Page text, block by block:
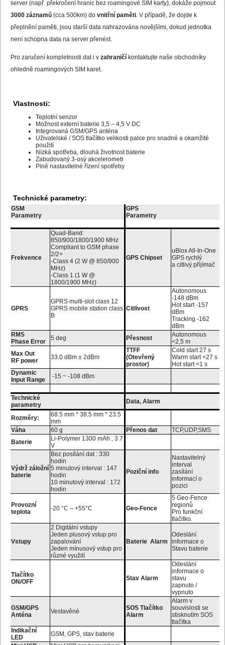
server (např. překročení hranic bez roamingové SIM karty), dokáže pojmout
3000 záznamů (cca 500km) do vnitřní paměti . V případě, že dojde k
přeplnění paměti, jsou starší data nahrazována novějšími, dokud jednotka
není schopna data na server přenést.
Pro zaručení kompletnosti dat i v zahraničí kontaktujte naše obchodníky
ohledně roamingových SIM karet.
Vlastnosti:
Teplotní senzor
Možnost externí baterie 3,5 – 4,5 V DC
Integrovaná GSM/GPS anténa
Uživatelské / SOS tlačítko velikosti palce pro snadné a okamžité
použití
Nízká spotřeba, dlouhá životnost baterie
Zabudovaný 3-osý akcelerometr
Plně nastavitelné řízení spotřeby
Technické parametry:
GSM
Parametry
GPS
Parametry
Frekvence
Quad-Band:
850/900/1800/1900 MHz
Compliant to GSM phase
2/2+
-Class 4 (2 W @ 850/900
MHz)
-Class 1 (1 W @
1800/1900 MHz)
GPS Chipset
uBlox All-In-One
GPS rychlý
a citlivý přijímač
GPRS
GPRS multi-slot class 12
GPRS mobile station class
B
Citlivost
Autonomous
-148 dBm
Hot start -157
dBm
Tracking -162
dBm
RMS
Phase Error
5 deg Přesnost
Autonomous
<2,5 m
Max Out
RF power
33.0 dBm ± 2dBm
TTFF
(Otevřený
prostor)
Cold start 27 s
Warm start <27 s
Hot start <1 s
Dynamic
Input Range
-15 ~ -108 dBm
Technické
parametry
Data, Alarm
Rozměry:
68.5 mm * 38.5 mm * 23.5
mm
Váha
60 g Přenos dat
TCP,UDP,SMS
Baterie
Li-Polymer 1300 mAh , 3.7
V
Výdrž záložní
baterie
Bez posílání dat : 330
hodin
5 minutový interval : 147
hodin
10 minutový interval : 172
hodin
Poziční info
Nastavitelný
interval
zasílání
informací o
pozici
Provozní
teplota
-20 °C – +55°C Geo-Fence
5 Geo-Fence
regionů
Pro funkční
tlačitko.
Vstupy
2 Digitální vstupy
Jeden plusový vstup pro
zapalování
Jeden mínusový vstup pro
různé využití
Baterie Alarm
Odeslání
informace o
Stavu baterie
Tlačítko
ON/OFF
Stav Alarm
Odeslání
informace o
stavu
zapnuto /
vypnuto
GSM/GPS
Anténa
Vestavěné
SOS Tlačítko
Alarm
Alarm v
souvislosti se
stisknutím SOS
tlačítka
Indikační
LED
GSM, GPS, stav baterie